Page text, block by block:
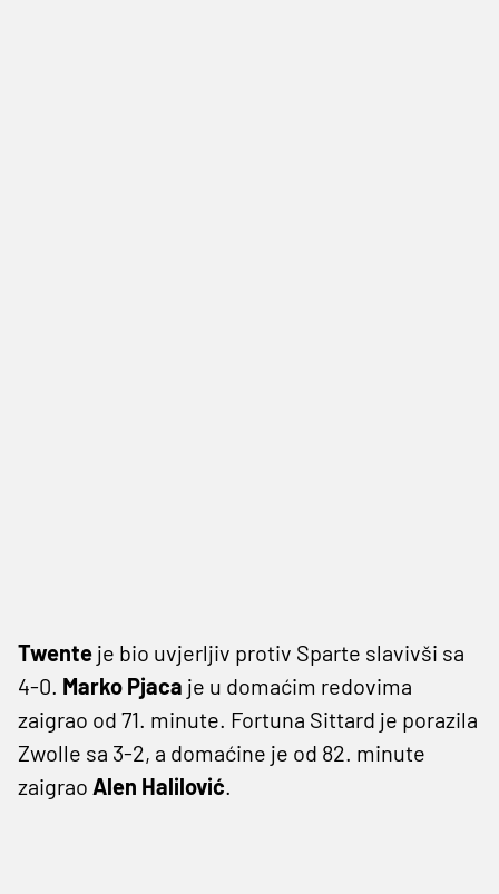
Twente je bio uvjerljiv protiv Sparte slavivši sa
4-0. Marko Pjaca je u domaćim redovima
zaigrao od 71. minute. Fortuna Sittard je porazila
Zwolle sa 3-2, a domaćine je od 82. minute
zaigrao Alen Halilović.